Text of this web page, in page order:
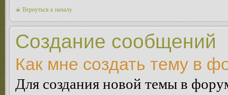
Вернуться к началу
Создание сообщений
Как мне создать тему в
Для создания новой темы в